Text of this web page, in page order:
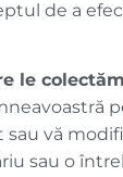
de a
le
vă
sau o